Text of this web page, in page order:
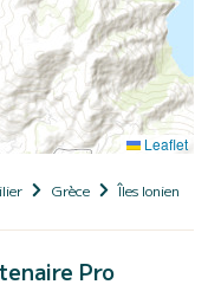
Leaflet
Grèce Îles Ioniennes
Pro